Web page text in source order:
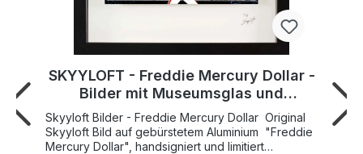
SKYYLOFT - Freddie Mercury Dollar -
Bilder mit Museumsglas und
Bilderrahmen
Skyyloft Bilder - Freddie Mercury Dollar Original
Skyyloft Bild auf gebürstetem Aluminium "Freddie
Mercury Dollar", handsigniert und limitiert